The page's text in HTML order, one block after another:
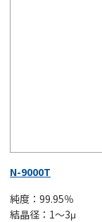
N-9000T
純度：99.95％
結晶径：1～3μ